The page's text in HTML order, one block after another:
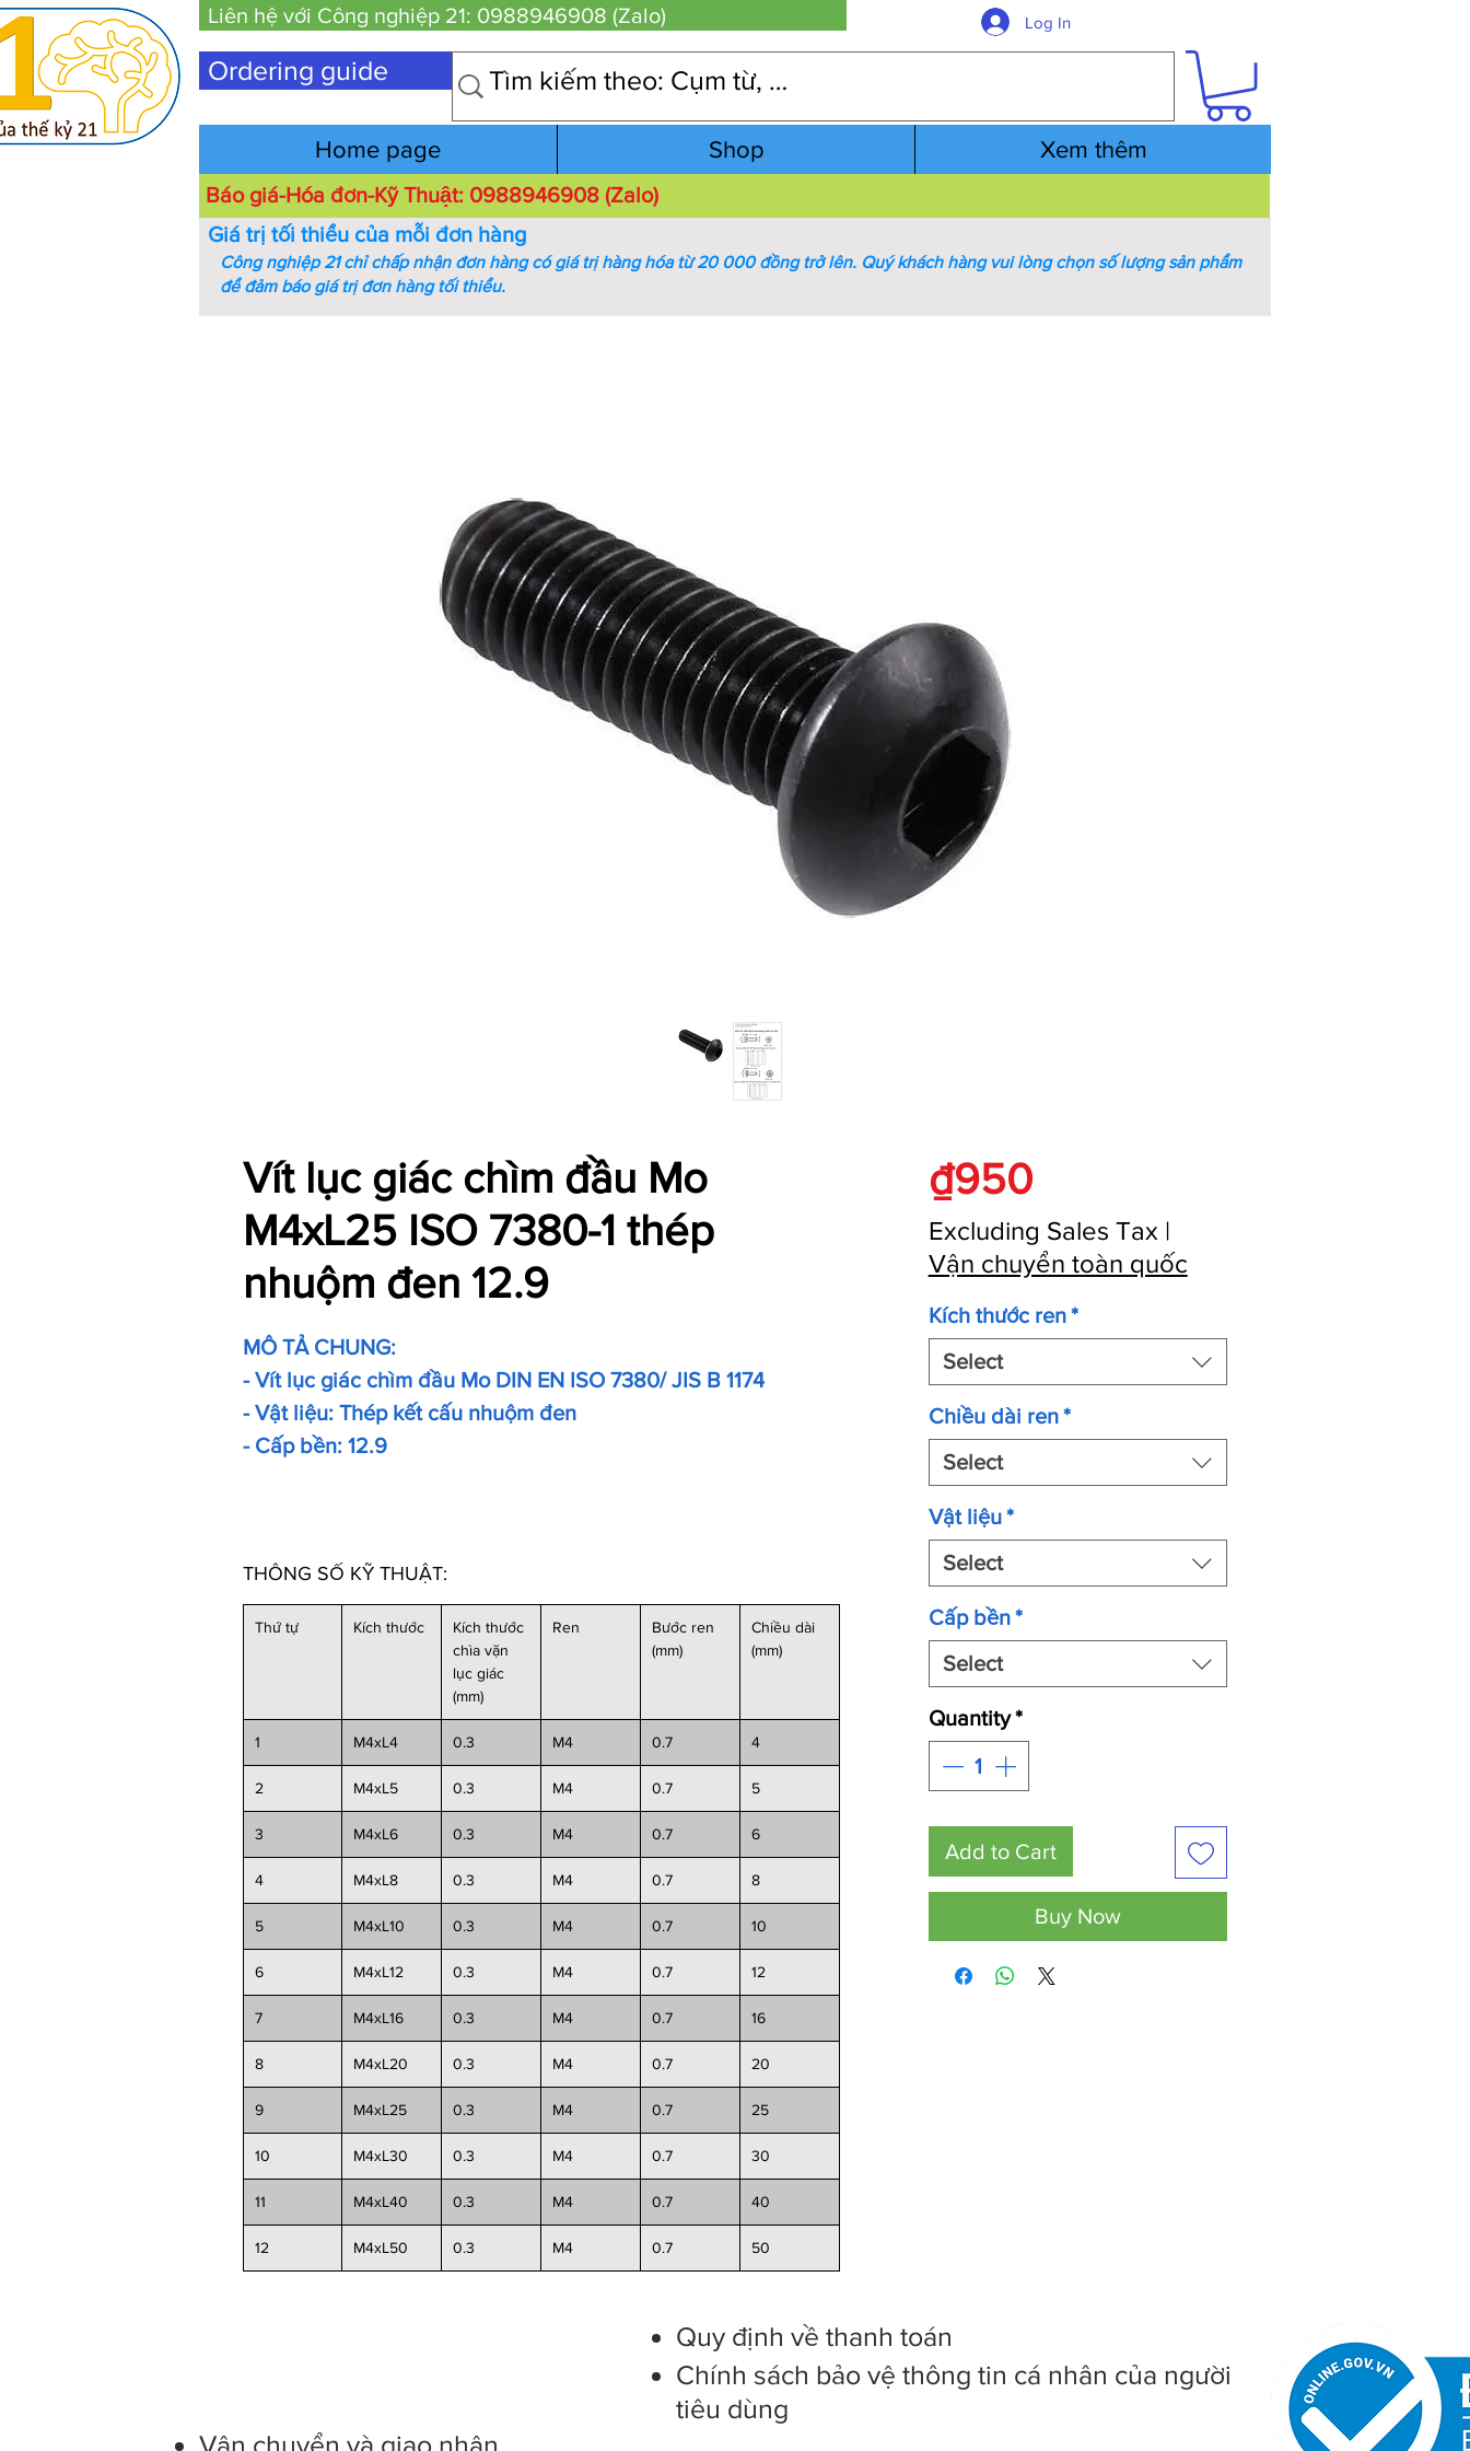
Liên hệ với Công nghiệp 21: 0988946908 (Zalo) Log In
Ordering guide
Home page Shop Xem thêm
Báo giá-Hóa đơn-Kỹ Thuật: 0988946908 (Zalo)
Vít lục giác chìm đầu Mo
M4xL25 ISO 7380-1 thép
nhuộm đen 12.9
MÔ TẢ CHUNG:
- Vít lục giác chìm đầu Mo DIN EN ISO 7380/ JIS B 1174
- Vật liệu: Thép kết cấu nhuộm đen
- Cấp bền: 12.9
THÔNG SỐ KỸ THUẬT:
Thứ tự Kích thước
Kích thước
chìa vặn
lục giác
(mm)
Ren
Bước ren
(mm)
Chiều dài
(mm)
1 M4xL4 0.3 M4 0.7 4
2 M4xL5 0.3 M4 0.7 5
3 M4xL6 0.3 M4 0.7 6
4 M4xL8 0.3 M4 0.7 8
5 M4xL10 0.3 M4 0.7 10
6 M4xL12 0.3 M4 0.7 12
7 M4xL16 0.3 M4 0.7 16
8 M4xL20 0.3 M4 0.7 20
9 M4xL25 0.3 M4 0.7 25
10 M4xL30 0.3 M4 0.7 30
11 M4xL40 0.3 M4 0.7 40
12 M4xL50 0.3 M4 0.7 50
₫950Price
Excluding Sales Tax|
Vận chuyển toàn quốc
Kích thước ren*
Select
Chiều dài ren*
Select
Vật liệu*
Select
Cấp bền*
Select
Quantity*
Add to Cart
Buy Now
Giá trị tối thiểu của mỗi đơn hàng
Công nghiệp 21 chỉ chấp nhận đơn hàng có giá trị hàng hóa từ 20 000 đồng trở lên. Quý khách hàng vui lòng chọn số lượng sản phẩm
để đảm báo giá trị đơn hàng tối thiểu.
Quy định về thanh toán
Chính sách bảo vệ thông tin cá nhân của người
tiêu dùng